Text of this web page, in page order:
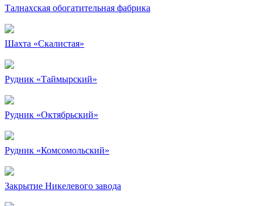
Талнахская обогатительная фабрика
Шахта «Скалистая»
Рудник «Таймырский»
Рудник «Октябрьский»
Рудник «Комсомольский»
Закрытие Никелевого завода